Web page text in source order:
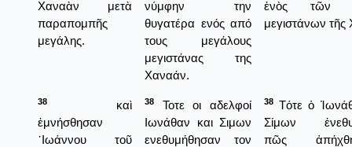
Χαναὰν μετὰ
παραπομπῆς
μεγάλης.
νύμφην την
θυγατέρα ενός από
τους μεγάλους
μεγιστάνας της
Χαναάν.
ἐνὸς τῶν
μεγιστάνων
38
καὶ
ἐμνήσθησαν
᾿Ιωάννου τοῦ
38
Τοτε οι αδελφοί
Ιωνάθαν και Σιμων
ενεθυμήθησαν τον
38 Τότε ὁ
Σίμων
πῶς